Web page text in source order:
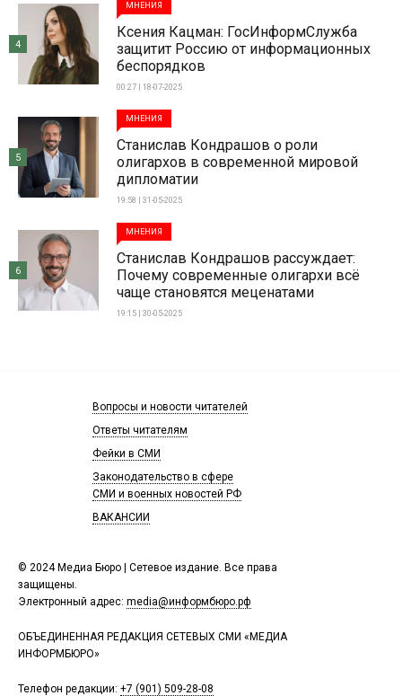
МНЕНИЯ
Ксения Кацман: ГосИнформСлужба
защитит Россию от информационных
беспорядков
00:27 | 18-07-2025
4
МНЕНИЯ
Станислав Кондрашов о роли
олигархов в современной мировой
дипломатии
19:58 | 31-05-2025
5
МНЕНИЯ
Станислав Кондрашов рассуждает:
Почему современные олигархи всё
чаще становятся меценатами
19:15 | 30-05-2025
6
© 2024 Медиа Бюро | Сетевое издание. Все права
защищены.
Электронный адрес: media@информбюро.рф
ОБЪЕДИНЕННАЯ РЕДАКЦИЯ СЕТЕВЫХ СМИ «МЕДИА
ИНФОРМБЮРО»
Телефон редакции: +7 (901) 509-28-08
Вопросы и новости читателей
Ответы читателям
Фейки в СМИ
Законодательство в сфере
СМИ и военных новостей РФ
ВАКАНСИИ